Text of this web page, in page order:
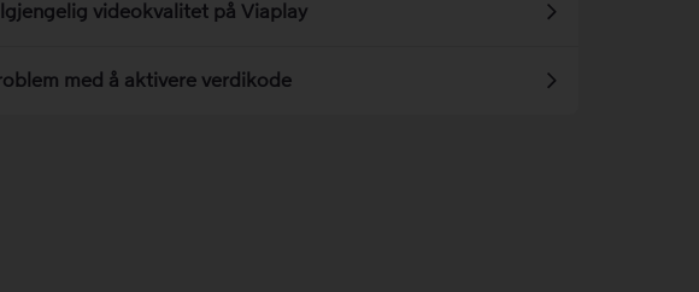
videokvalitet på Viaplay
med å aktivere verdikode